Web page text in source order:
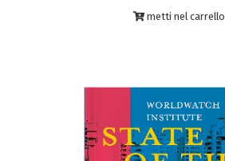
metti nel carrello